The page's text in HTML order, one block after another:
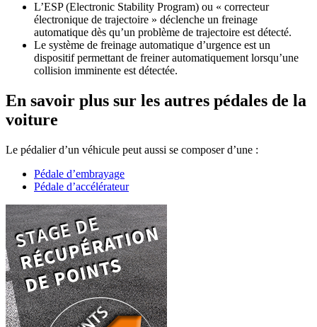
L’ESP (Electronic Stability Program) ou « correcteur
électronique de trajectoire » déclenche un freinage
automatique dès qu’un problème de trajectoire est détecté.
Le système de freinage automatique d’urgence est un
dispositif permettant de freiner automatiquement lorsqu’une
collision imminente est détectée.
En savoir plus sur les autres pédales de la
voiture
Le pédalier d’un véhicule peut aussi se composer d’une :
Pédale d’embrayage
Pédale d’accélérateur